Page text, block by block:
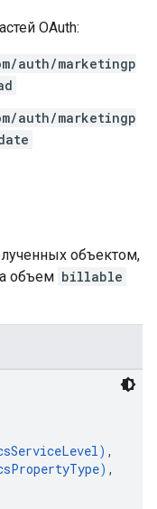
OAuth:
auth/marketingp
auth/marketingp
объектом,
объем billable
) ,
) ,